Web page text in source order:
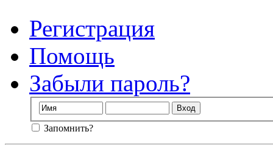
Регистрация
Помощь
Забыли пароль?
Запомнить?